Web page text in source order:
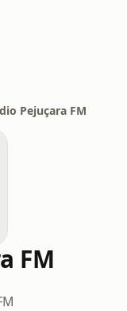
Pejuçara FM
FM